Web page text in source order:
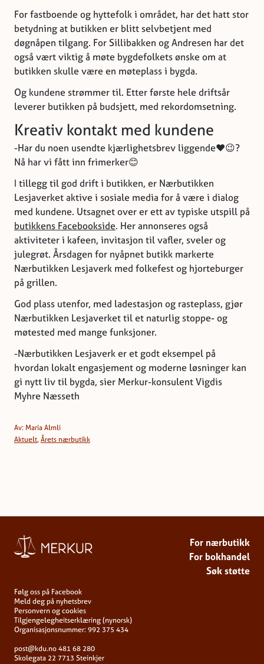
For fastboende og hyttefolk i området, har det hatt stor
betydning at butikken er blitt selvbetjent med
døgnåpen tilgang. For Sillibakken og Andresen har det
også vært viktig å møte bygdefolkets ønske om at
butikken skulle være en møteplass i bygda.
Og kundene strømmer til. Etter første hele driftsår
leverer butikken på budsjett, med rekordomsetning.
Kreativ kontakt med kundene
-Har du noen usendte kjærlighetsbrev liggende❤️😉?
Nå har vi fått inn frimerker😊
I tillegg til god drift i butikken, er Nærbutikken
Lesjaverket aktive i sosiale media for å være i dialog
med kundene. Utsagnet over er ett av typiske utspill på
butikkens Facebookside. Her annonseres også
aktiviteter i kafeen, invitasjon til vafler, sveler og
julegrøt. Årsdagen for nyåpnet butikk markerte
Nærbutikken Lesjaverk med folkefest og hjorteburger
på grillen.
God plass utenfor, med ladestasjon og rasteplass, gjør
Nærbutikken Lesjaverket til et naturlig stoppe- og
møtested med mange funksjoner.
-Nærbutikken Lesjaverk er et godt eksempel på
hvordan lokalt engasjement og moderne løsninger kan
gi nytt liv til bygda, sier Merkur-konsulent Vigdis
Myhre Næsseth
Av: Maria Almli
Aktuelt, Årets nærbutikk
For nærbutikk
For bokhandel
Søk støtte
Følg oss på Facebook
Meld deg på nyhetsbrev
Personvern og cookies
Tilgjengelegheitserklæring (nynorsk)
Organisasjonsnummer: 992 375 434
post@kdu.no481 68 280
Skolegata 22 7713 Steinkjer